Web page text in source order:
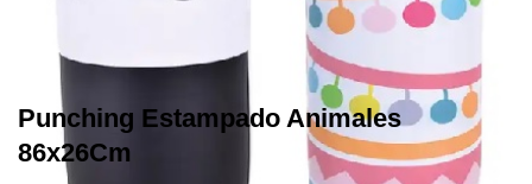
Punching Estampado Animales
86x26Cm